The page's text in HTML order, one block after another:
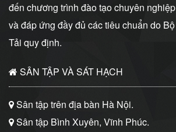
đến chương trình đào tạo chuyên
và đáp ứng đầy đủ các tiêu chuẩn do
Tải quy định.
SÂN TẬP VÀ SÁT HẠCH
Sân tập trên địa bàn Hà Nội.
Sân tập Bình Xuyên, Vĩnh Phúc.